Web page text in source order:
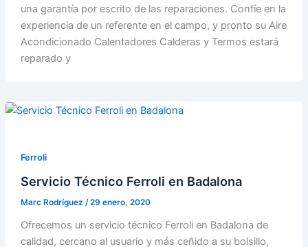
una garantía por escrito de las reparaciones. Confíe en la
experiencia de un referente en el campo, y pronto su Aire
Acondicionado Calentadores Calderas y Termos estará
reparado y
Ferroli
Servicio Técnico Ferroli en Badalona
Marc Rodríguez /29 enero, 2020
Ofrecemos un servicio técnico Ferroli en Badalona de
calidad, cercano al usuario y más ceñido a su bolsillo,